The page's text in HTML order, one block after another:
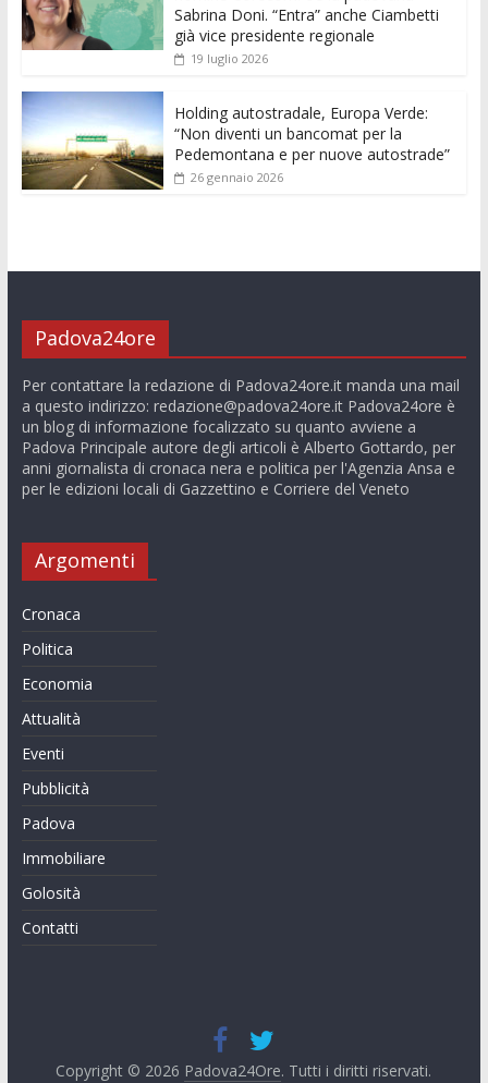
Sabrina Doni. “Entra” anche Ciambetti
già vice presidente regionale
19 luglio 2026
Holding autostradale, Europa Verde:
“Non diventi un bancomat per la
Pedemontana e per nuove autostrade”
26 gennaio 2026
Padova24ore
Per contattare la redazione di Padova24ore.it manda una mail
a questo indirizzo: redazione@padova24ore.itPadova24ore è
un blog di informazione focalizzato su quanto avviene a
Padova Principale autore degli articoli è Alberto Gottardo, per
anni giornalista di cronaca nera e politica per l'Agenzia Ansa e
per le edizioni locali di Gazzettino e Corriere del Veneto
Argomenti
Cronaca
Politica
Economia
Attualità
Eventi
Pubblicità
Padova
Immobiliare
Golosità
Contatti
Copyright © 2026 Padova24Ore. Tutti i diritti riservati.